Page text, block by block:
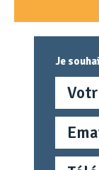
Je
Téléphone